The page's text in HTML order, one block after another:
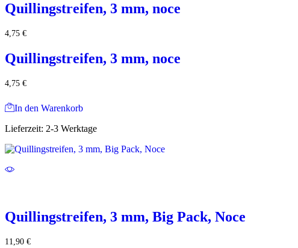
Quillingstreifen, 3 mm, noce
4,75 €
Quillingstreifen, 3 mm, noce
4,75 €
In den Warenkorb
Lieferzeit: 2-3 Werktage
Quillingstreifen, 3 mm, Big Pack, Noce
11,90 €